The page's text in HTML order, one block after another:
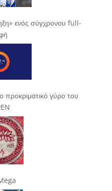
ενός σύγχρονου full-
γύρο του